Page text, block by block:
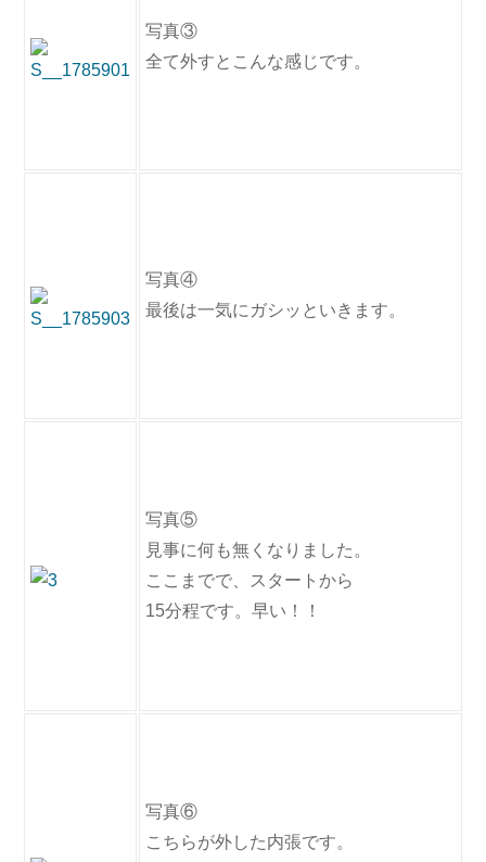
写真③
全て外すとこんな感じです。
写真④
最後は一気にガシッといきます。
写真⑤
見事に何も無くなりました。
ここまでで、スタートから
15分程です。早い！！
写真⑥
こちらが外した内張です。